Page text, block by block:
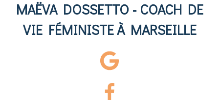
MAËVA DOSSETTO - COACH DE
VIE FÉMINISTE À MARSEILLE